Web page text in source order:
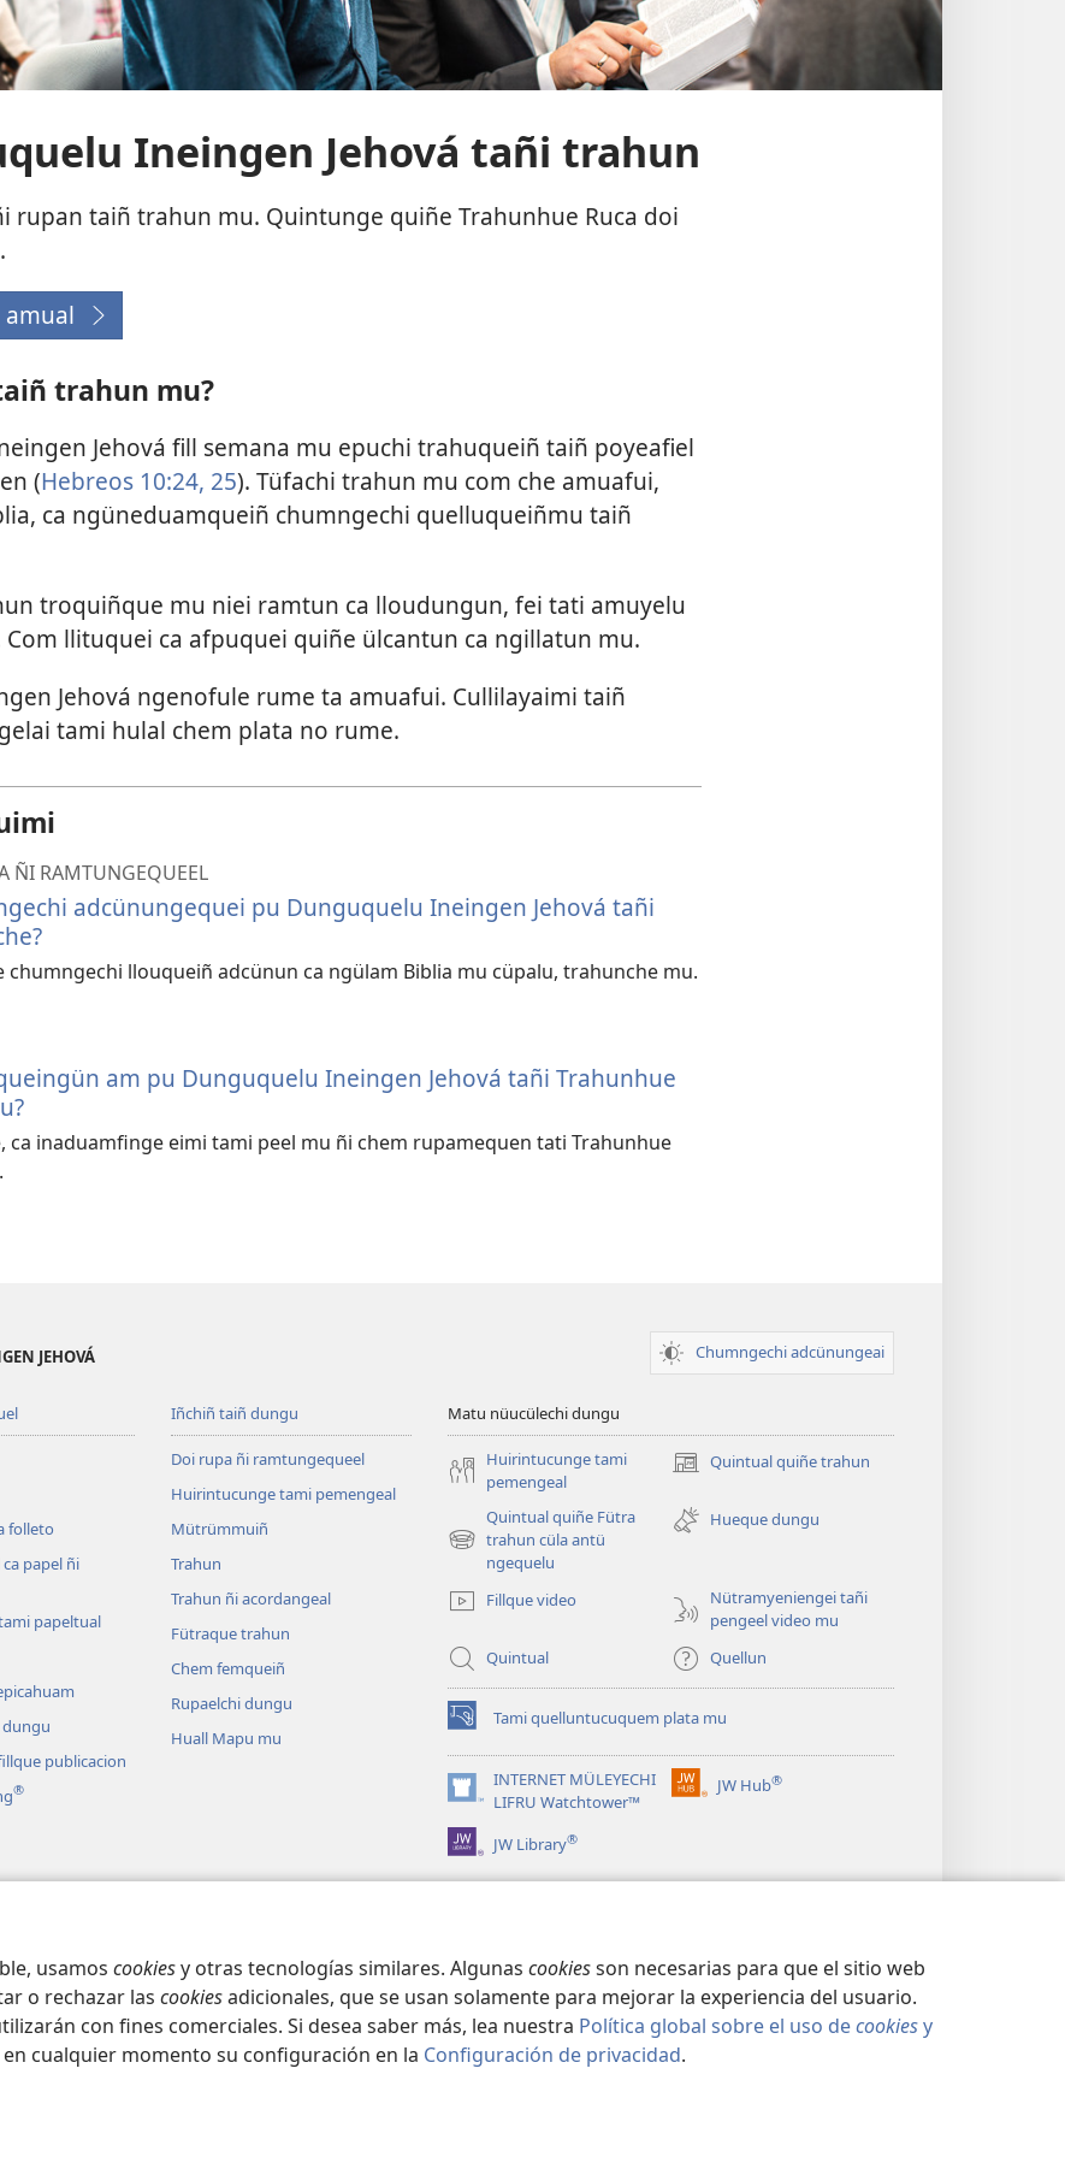
usamos cookiesy otras tecnologías similares. Algunas cookiesson necesarias para que el sitio web
o rechazar las cookiesadicionales, que se usan solamente para mejorar la experiencia del usuario.
con fines comerciales. Si desea saber más, lea nuestra Política global sobre el uso decookiesy
cualquier momento su configuración en la Configuración de privacidad.
Ineingen Jehová tañi trahun
rupan taiñ trahun mu. Quintunge quiñe Trahunhue Ruca doi
trahun mu?
Jehová fill semana mu epuchi trahuqueiñ taiñ poyeafiel
(Hebreos 10:24, 25). Tüfachi trahun mu com che amuafui,
ca ngüneduamqueiñ chumngechi quelluqueiñmu taiñ
troquiñque mu niei ramtun ca lloudungun, fei tati amuyelu
llituquei ca afpuquei quiñe ülcantun ca ngillatun mu.
Jehová ngenofule rume ta amuafui. Cullilayaimi taiñ
tami hulal chem plata no rume.
ÑI RAMTUNGEQUEEL
adcünungequei pu Dunguquelu Ineingen Jehová tañi
chumngechi llouqueiñ adcünun ca ngülam Biblia mu cüpalu, trahunche mu.
am pu Dunguquelu Ineingen Jehová tañi Trahunhue
ca inaduamfinge eimi tami peel mu ñi chem rupamequen tati Trahunhue
JEHOVÁ Chumngechi adcünungeai
folleto
papel ñi
papeltual
publicacion
®
Iñchiñ taiñ dungu
Doi rupa ñi ramtungequeel
Huirintucunge tami pemengeal
Mütrümmuiñ
Trahun
Trahun ñi acordangeal
Fütraque trahun
Chem femqueiñ
Rupaelchi dungu
Huall Mapu mu
Matu nüucülechi dungu
Huirintucunge tami
pemengeal
Quintual quiñe trahun
(peafiel
hue
Quintual quiñe Fütra
trahun cüla antü
ngequelu
(peafiel
quiñe
hue
mu)
Hueque dungu
Fillque video
Nütramyeniengei tañi
pengeel video mu
Quintual
Quellun
Tami quelluntucuquem plata mu
(peafiel
quiñe
hue
pestaña
INTERNET MÜLEYECHI
LIFRU Watchtower™
(peafiel
quiñe
hue
JW Hub®
(peafiel
mu)
JW Library®
Society of Pennsylvania. CONDICIONES DE USO|POLÍTICA DE PRIVACIDAD| CONFIGURACIÓN DE PRIVACIDAD